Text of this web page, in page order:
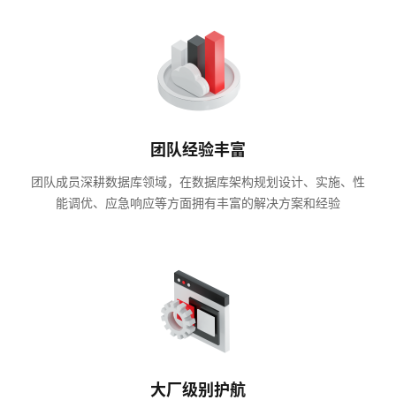
团队经验丰富
团队成员深耕数据库领域，在数据库架构规划设计、实施、性
能调优、应急响应等方面拥有丰富的解决方案和经验
大厂级别护航